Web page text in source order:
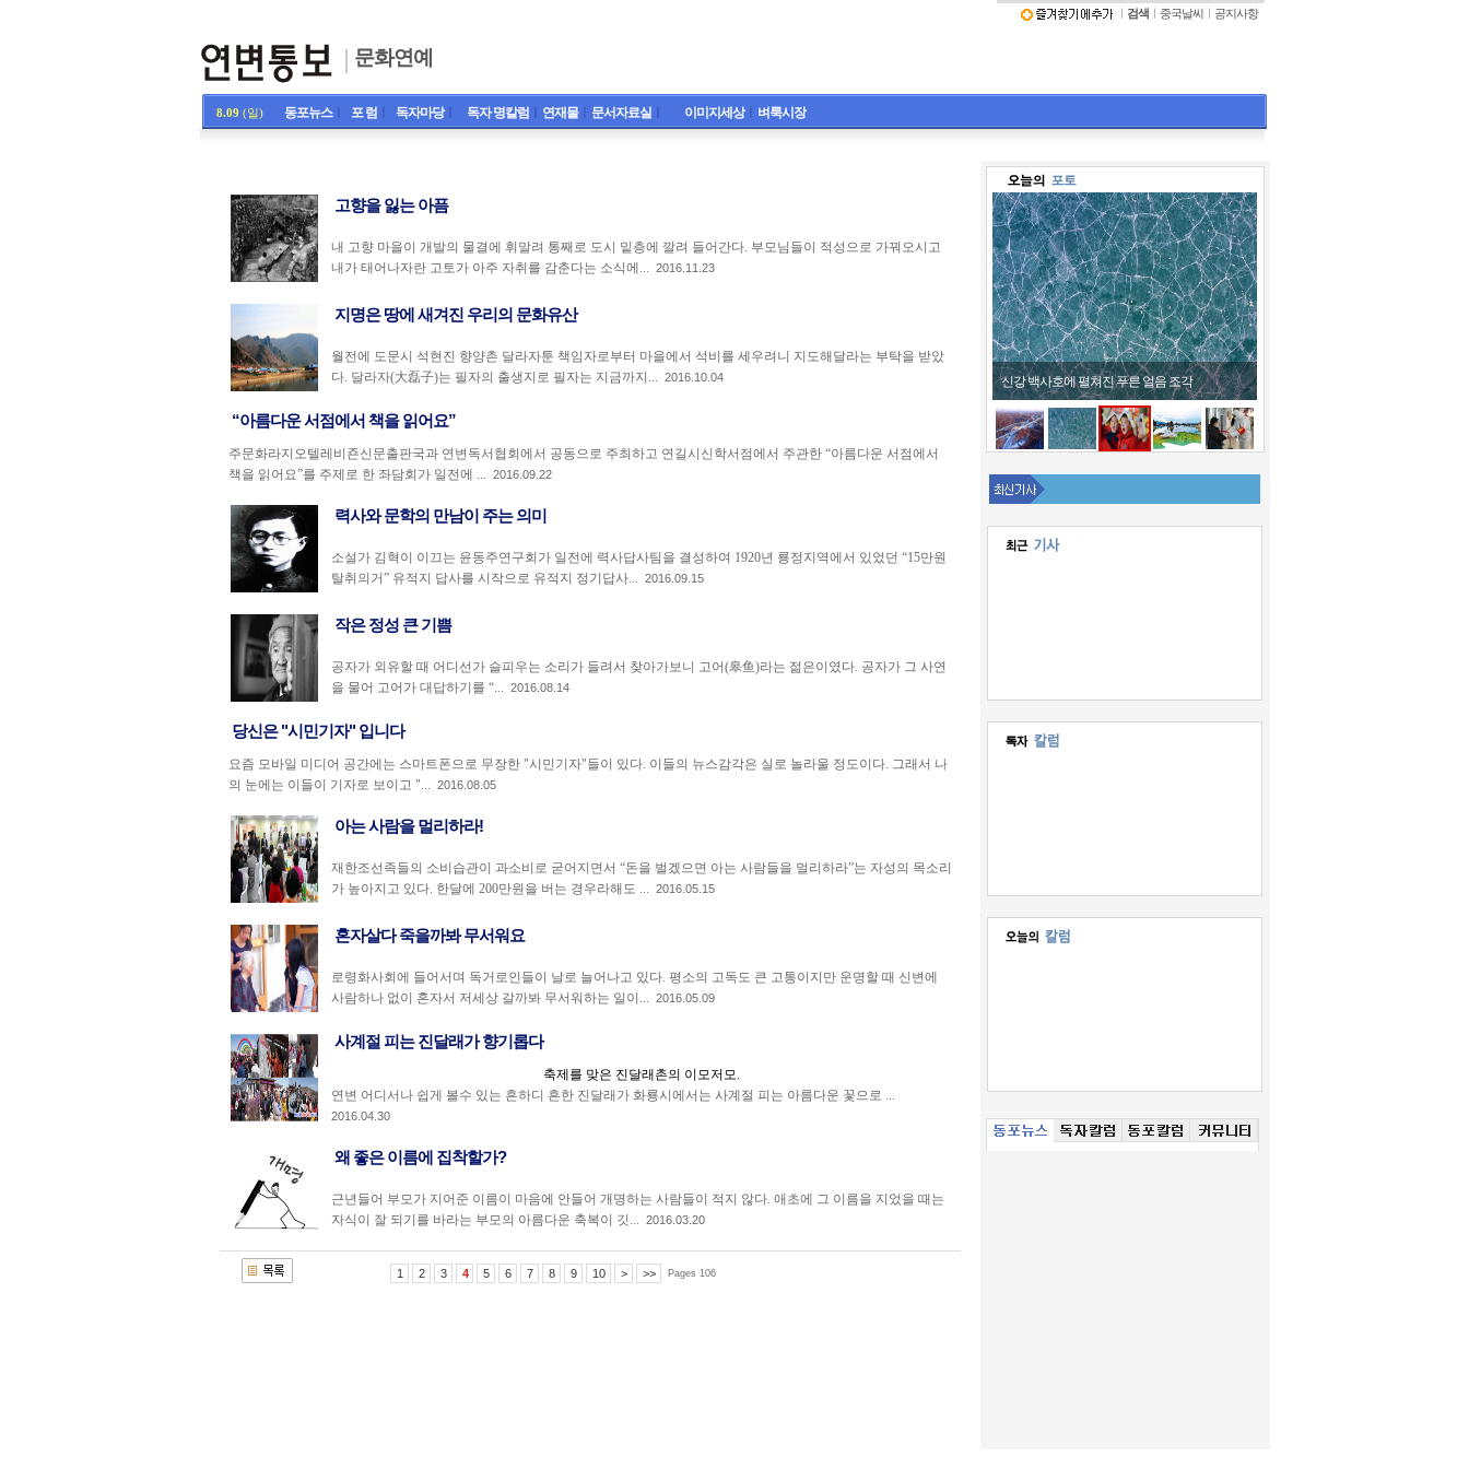
문화연예
검색 중국날씨 공지사항
8.09 (일) 동포뉴스ㅣ 포 럼 독자마당ㅣ 독자 명칼럼 연재물ㅣ 문서자료실 이미지세상ㅣ 벼룩시장
고향을 잃는 아픔
내 고향 마을이 개발의 물결에 휘말려 통째로 도시 밑층에 깔려 들어간다. 부모님들이 적성으로 가꿔오시고
내가 태어나자란 고토가 아주 자취를 감춘다는 소식에... 2016.11.23
지명은 땅에 새겨진 우리의 문화유산
월전에 도문시 석현진 향양촌 달라자툰 책임자로부터 마을에서 석비를 세우려니 지도해달라는 부탁을 받았
다. 달라자(大磊子)는 필자의 출생지로 필자는 지금까지... 2016.10.04
“아름다운 서점에서 책을 읽어요”
주문화라지오텔레비죤신문출판국과 연변독서협회에서 공동으로 주최하고 연길시신학서점에서 주관한 “아름다운 서점에서
책을 읽어요”를 주제로 한 좌담회가 일전에 ... 2016.09.22
력사와 문학의 만남이 주는 의미
소설가 김혁이 이끄는 윤동주연구회가 일전에 력사답사팀을 결성하여 1920년 룡정지역에서 있었던 “15만원
탈취의거” 유적지 답사를 시작으로 유적지 정기답사... 2016.09.15
작은 정성 큰 기쁨
공자가 외유할 때 어디선가 슬피우는 소리가 들려서 찾아가보니 고어(皋鱼)라는 젊은이였다. 공자가 그 사연
을 물어 고어가 대답하기를 “... 2016.08.14
당신은 "시민기자" 입니다
요즘 모바일 미디어 공간에는 스마트폰으로 무장한 "시민기자"들이 있다. 이들의 뉴스감각은 실로 놀라울 정도이다. 그래서 나
의 눈에는 이들이 기자로 보이고 "... 2016.08.05
아는 사람을 멀리하라!
재한조선족들의 소비습관이 과소비로 굳어지면서 “돈을 벌겠으면 아는 사람들을 멀리하라”는 자성의 목소리
가 높아지고 있다. 한달에 200만원을 버는 경우라해도 ... 2016.05.15
혼자살다 죽을까봐 무서워요
로령화사회에 들어서며 독거로인들이 날로 늘어나고 있다. 평소의 고독도 큰 고통이지만 운명할 때 신변에
사람하나 없이 혼자서 저세상 갈까봐 무서워하는 일이... 2016.05.09
사계절 피는 진달래가 향기롭다
축제를 맞은 진달래촌의 이모저모.
연변 어디서나 쉽게 볼수 있는 흔하디 흔한 진달래가 화룡시에서는 사계절 피는 아름다운 꽃으로 ...
2016.04.30
왜 좋은 이름에 집착할가?
근년들어 부모가 지어준 이름이 마음에 안들어 개명하는 사람들이 적지 않다. 애초에 그 이름을 지었을 때는
자식이 잘 되기를 바라는 부모의 아름다운 축복이 깃... 2016.03.20
1 2 3 4 5 6 7 8 9 10 > >> Pages 106
신강 백사호에 펼쳐진 푸른 얼음 조각